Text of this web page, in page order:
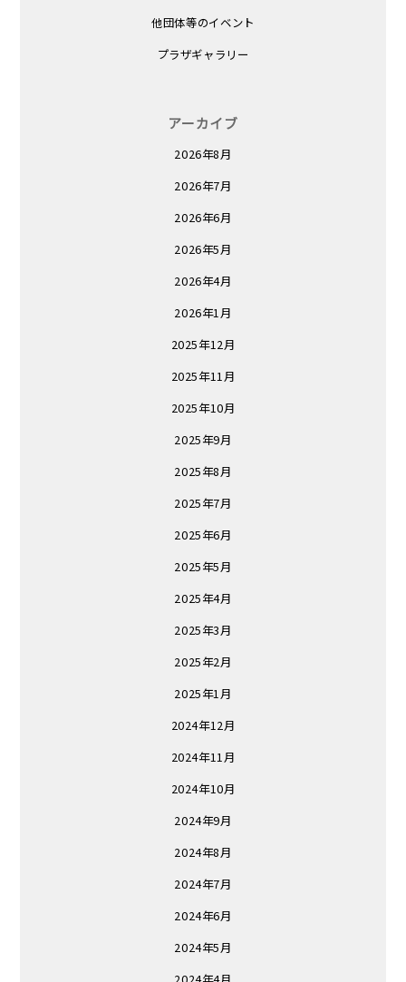
他団体等のイベント
プラザギャラリー
アーカイブ
2026年8月
2026年7月
2026年6月
2026年5月
2026年4月
2026年1月
2025年12月
2025年11月
2025年10月
2025年9月
2025年8月
2025年7月
2025年6月
2025年5月
2025年4月
2025年3月
2025年2月
2025年1月
2024年12月
2024年11月
2024年10月
2024年9月
2024年8月
2024年7月
2024年6月
2024年5月